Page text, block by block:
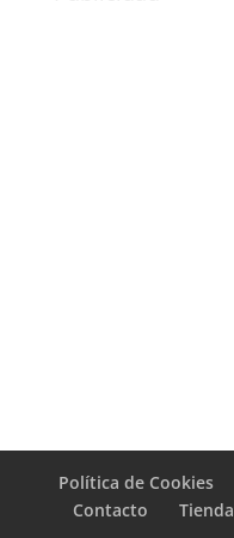
Política de Cookies
Contacto
Tienda